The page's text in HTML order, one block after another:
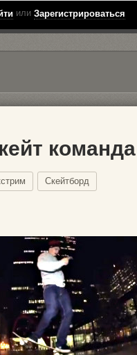
или Зарегистрироваться
Скейтборд